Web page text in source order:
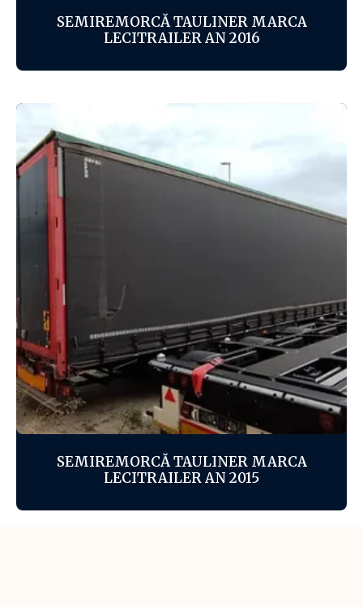
SEMIREMORCĂ TAULINER MARCA
LECITRAILER AN 2016
SEMIREMORCĂ TAULINER MARCA
LECITRAILER AN 2015